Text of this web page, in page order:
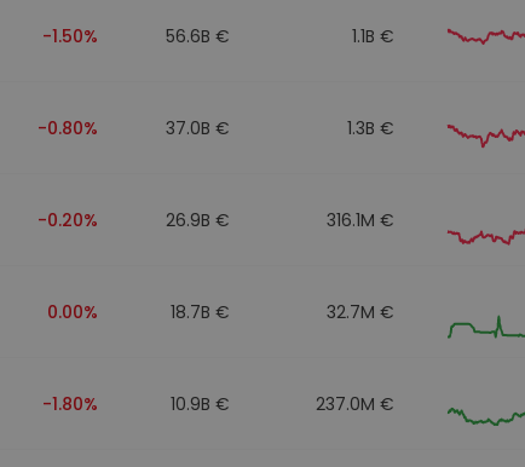
-1.50% 56.6B € 1.1B €
-0.80% 37.0B € 1.3B €
-0.20% 26.9B € 316.1M €
0.00% 18.7B € 32.7M €
-1.80% 10.9B € 237.0M €